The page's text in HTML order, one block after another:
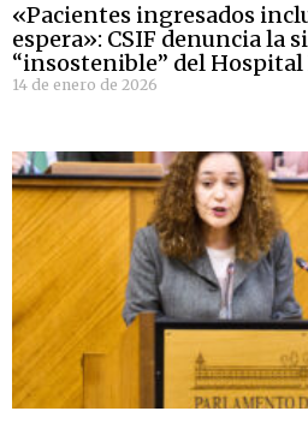
«Pacientes ingresados
espera»: CSIF denuncia la
“insostenible” del
14 de enero de 2026